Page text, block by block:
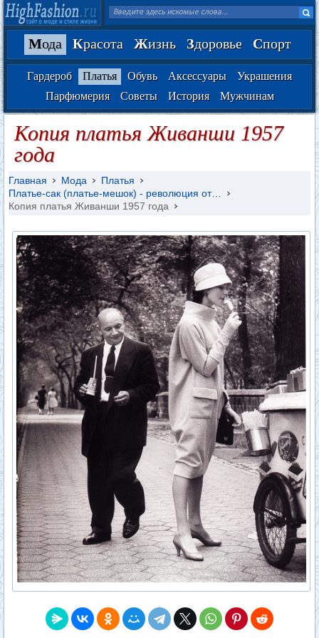
Мода Красота Жизнь Здоровье Спорт
Гардероб Платья Обувь Аксессуары
Украшения
Парфюмерия
Советы История Мужчинам
Копия платья Живанши 1957
года
Главная Мода
Платья
Платье-сак (платье-мешок) - революция от…
Копия платья Живанши 1957 года